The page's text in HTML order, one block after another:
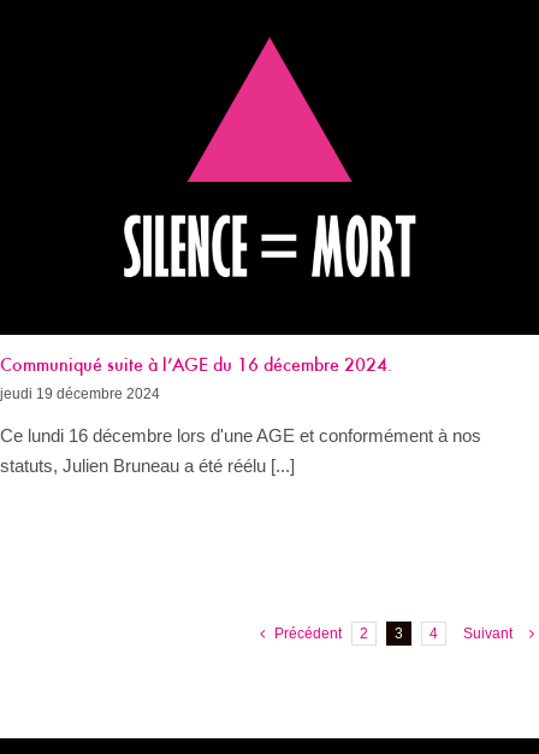
Communiqué suite à l’AGE du 16 décembre 2024.
jeudi 19 décembre 2024
Ce lundi 16 décembre lors d'une AGE et conformément à nos
statuts, Julien Bruneau a été réélu [...]
Précédent 2 3 4 Suivant